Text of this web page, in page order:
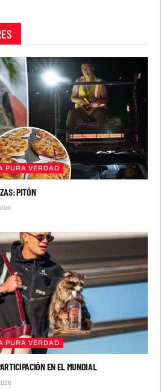
PURA VERDAD
PITÓN
PURA VERDAD
EN EL MUNDIAL